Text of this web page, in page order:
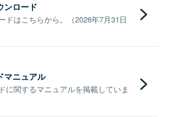
ンロード
ドはこちらから。（2026年7月31日
マニュアル
に関するマニュアルを掲載していま